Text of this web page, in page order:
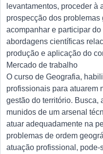
levantamentos, proceder à
prospecção dos
acompanhar e participar
abordagens científicas
produção e aplicação do
Mercado de trabalho
O curso de Geografia,
profissionais para atuarem
gestão do território. Busca,
munidos de um arsenal
atuar adequadamente na
problemas de ordem
atuação profissional, pode-